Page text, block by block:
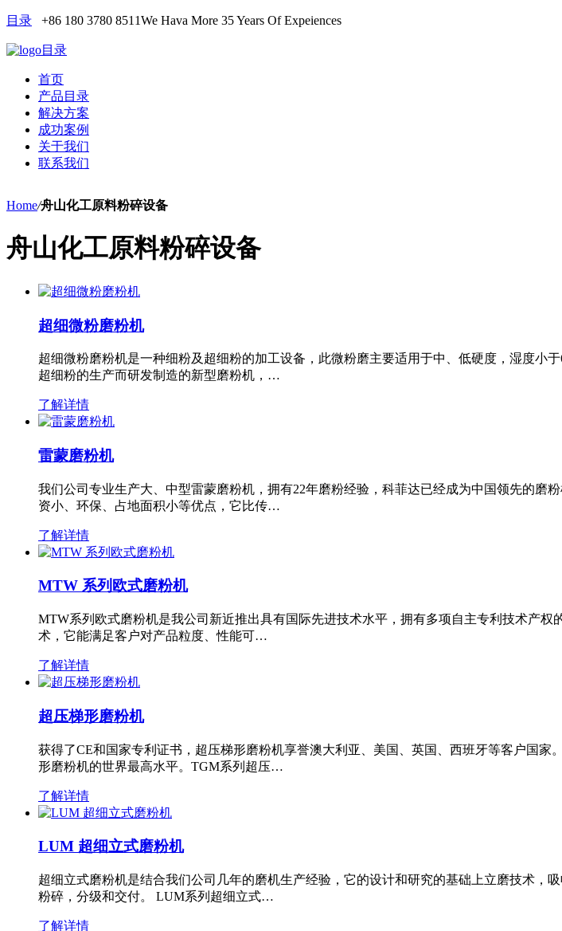
目录 +86 180 3780 8511We Hava More 35 Years Of Expeiences
目录
首页
产品目录
解决方案
成功案例
关于我们
联系我们
Home/舟山化工原料粉碎设备
舟山化工原料粉碎设备
超细微粉磨粉机
超细微粉磨粉机是一种细粉及超细粉的加工设备，此微粉磨主要适用于中、低硬度，湿度小
超细粉的生产而研发制造的新型磨粉机，…
了解详情
雷蒙磨粉机
我们公司专业生产大、中型雷蒙磨粉机，拥有22年磨粉经验，科菲达已经成为中国领先的
资小、环保、占地面积小等优点，它比传…
了解详情
MTW 系列欧式磨粉机
MTW系列欧式磨粉机是我公司新近推出具有国际先进技术水平，拥有多项自主专利技术产
术，它能满足客户对产品粒度、性能可…
了解详情
超压梯形磨粉机
获得了CE和国家专利证书，超压梯形磨粉机享誉澳大利亚、美国、英国、西班牙等客户国
形磨粉机的世界最高水平。TGM系列超压…
了解详情
LUM 超细立式磨粉机
超细立式磨粉机是结合我们公司几年的磨机生产经验，它的设计和研究的基础上立磨技术
粉碎，分级和交付。 LUM系列超细立式…
了解详情